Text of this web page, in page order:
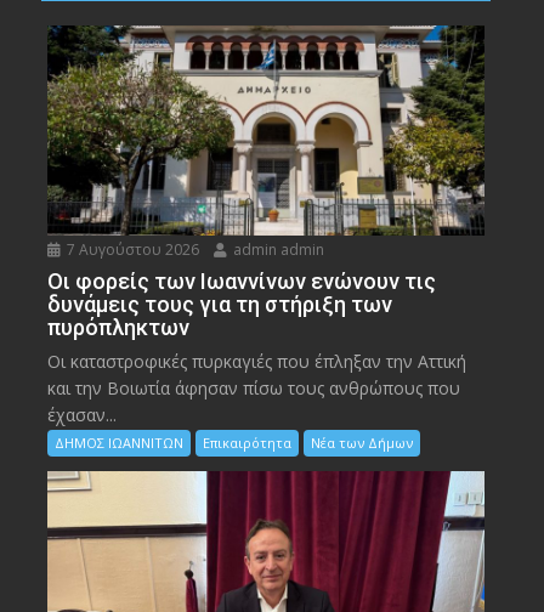
7 Αυγούστου 2026 admin admin
Οι φορείς των Ιωαννίνων ενώνουν τις
δυνάμεις τους για τη στήριξη των
πυρόπληκτων
Οι καταστροφικές πυρκαγιές που έπληξαν την Αττική
και την Bοιωτία άφησαν πίσω τους ανθρώπους που
έχασαν...
ΔΗΜΟΣ ΙΩΑΝΝΙΤΩΝ Επικαιρότητα Νέα των Δήμων